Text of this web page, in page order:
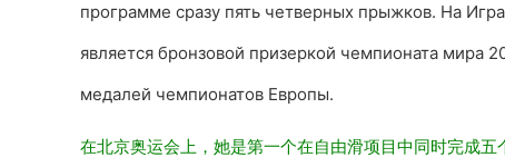
программе сразу пять четверных прыжков. На
является бронзовой призеркой чемпионата мира
медалей чемпионатов Европы.
在北京奥运会上，她是第一个在自由滑项目中同时完成五